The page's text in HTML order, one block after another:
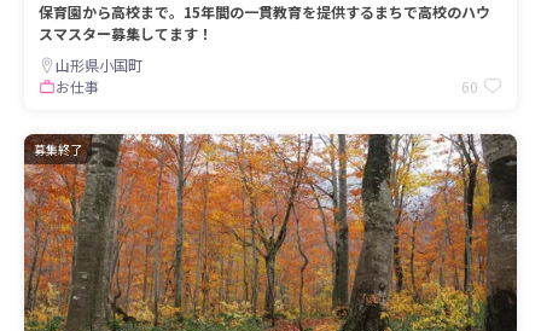
保育園から高校まで。15年間の一貫教育を提供するまちで高校のハウ
スマスター募集してます！
山形県小国町
お仕事
60
募集終了